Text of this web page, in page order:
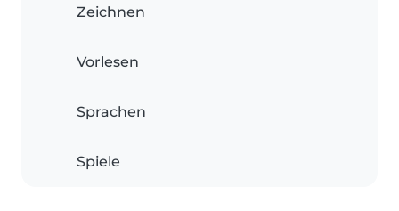
Zeichnen
Vorlesen
Sprachen
Spiele